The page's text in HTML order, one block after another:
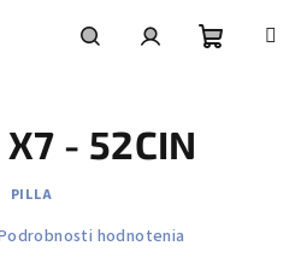
- 52CIN
PILLA
hodnotenia